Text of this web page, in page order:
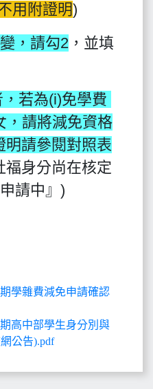
用附證明)
，請勾2 ，並填
若為(i)免學費
，請將減免資格
明請參閱對照表
福身分尚在核定
請中』)
學雜費減免申請確認
高中部學生身分別與
公告).pdf